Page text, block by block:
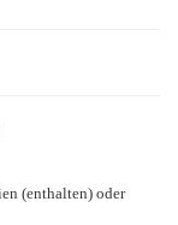
(enthalten) oder